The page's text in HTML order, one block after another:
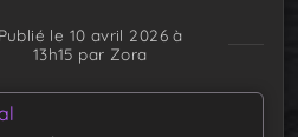
Publié le 10 avril 2026 à
13h15 par Zora